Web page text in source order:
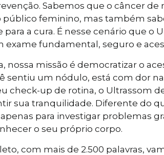
Sabemos que o câncer de
público feminino, mas também
para a cura. É nesse cenário que o
exame fundamental, seguro e
nossa missão é democratizar o
sentiu um nódulo, está com dor
check-up de rotina, o Ultrassom
sua tranquilidade. Diferente do
para investigar problemas
o seu próprio corpo.
com mais de 2.500 palavras,